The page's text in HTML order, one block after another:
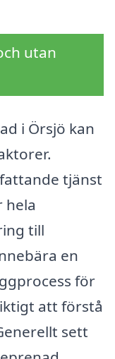
utan
i Örsjö kan
tjänst
hela
till
en
för
att förstå
sett